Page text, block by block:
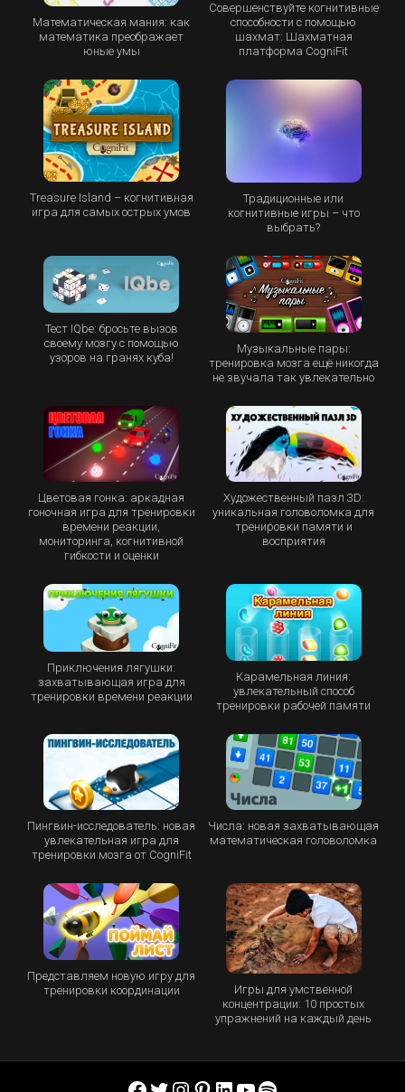
Математическая мания: как
математика преображает
юные умы
Совершенствуйте когнитивные
способности с помощью
шахмат: Шахматная
платформа CogniFit
Treasure Island – когнитивная
игра для самых острых умов
Традиционные или
когнитивные игры – что
выбрать?
Тест IQbe: бросьте вызов
своему мозгу с помощью
узоров на гранях куба!
Музыкальные пары:
тренировка мозга ещё никогда
не звучала так увлекательно
Цветовая гонка: аркадная
гоночная игра для тренировки
времени реакции,
мониторинга, когнитивной
гибкости и оценки
Художественный пазл 3D:
уникальная головоломка для
тренировки памяти и
восприятия
Приключения лягушки:
захватывающая игра для
тренировки времени реакции
Карамельная линия:
увлекательный способ
тренировки рабочей памяти
Пингвин-исследователь: новая
увлекательная игра для
тренировки мозга от CogniFit
Числа: новая захватывающая
математическая головоломка
Представляем новую игру для
тренировки координации
Игры для умственной
концентрации: 10 простых
упражнений на каждый день